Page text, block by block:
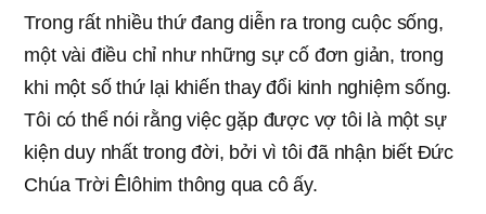
Trong rất nhiều thứ đang diễn ra trong cuộc sống,
một vài điều chỉ như những sự cố đơn giản, trong
khi một số thứ lại khiến thay đổi kinh nghiệm sống.
Tôi có thể nói rằng việc gặp được vợ tôi là một sự
kiện duy nhất trong đời, bởi vì tôi đã nhận biết Đức
Chúa Trời Êlôhim thông qua cô ấy.